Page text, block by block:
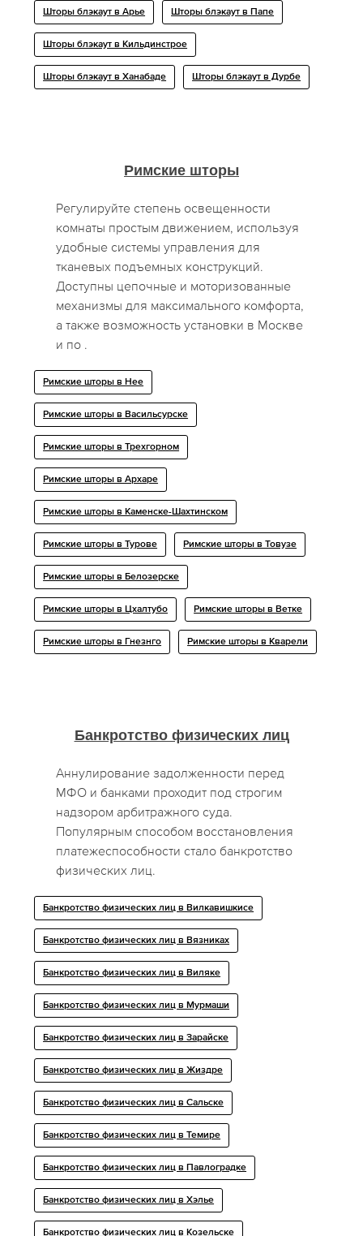
Шторы блэкаут в Арье Шторы блэкаут в Папе
Шторы блэкаут в Кильдинстрое
Шторы блэкаут в Ханабаде Шторы блэкаут в Дурбе
Римские шторы
Регулируйте степень освещенности
комнаты простым движением, используя
удобные системы управления для
тканевых подъемных конструкций.
Доступны цепочные и моторизованные
механизмы для максимального комфорта,
а также возможность установки в Москве
и по .
Римские шторы в Нее
Римские шторы в Васильсурске
Римские шторы в Трехгорном
Римские шторы в Архаре
Римские шторы в Каменске-Шахтинском
Римские шторы в Турове Римские шторы в Товузе
Римские шторы в Белозерске
Римские шторы в Цхалтубо Римские шторы в Ветке
Римские шторы в Гнезнго Римские шторы в Кварели
Банкротство физических лиц
Аннулирование задолженности перед
МФО и банками проходит под строгим
надзором арбитражного суда.
Популярным способом восстановления
платежеспособности стало банкротство
физических лиц.
Банкротство физических лиц в Вилкавишкисе
Банкротство физических лиц в Вязниках
Банкротство физических лиц в Виляке
Банкротство физических лиц в Мурмаши
Банкротство физических лиц в Зарайске
Банкротство физических лиц в Жиздре
Банкротство физических лиц в Сальске
Банкротство физических лиц в Темире
Банкротство физических лиц в Павлоградке
Банкротство физических лиц в Хэлье
Банкротство физических лиц в Козельске